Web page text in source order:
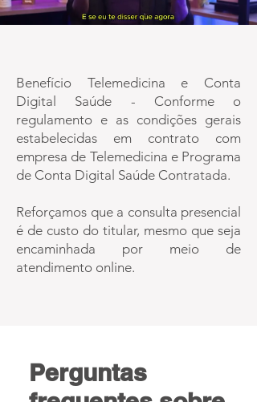
Benefício Telemedicina e Conta
Digital Saúde - Conforme o
regulamento e as condições gerais
estabelecidas em contrato com
empresa de Telemedicina e Programa
de Conta Digital Saúde Contratada.
Reforçamos que a consulta presencial
é de custo do titular, mesmo que seja
encaminhada por meio de
atendimento online.
Perguntas